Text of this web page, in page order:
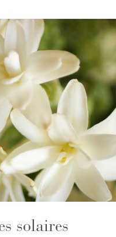
solaires